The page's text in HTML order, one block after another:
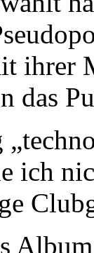
ihrer
das
ich